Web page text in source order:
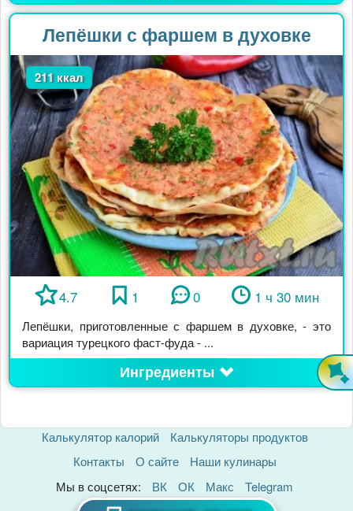
Лепёшки с фаршем в духовке
211 ккал
4.7 1 0 1 ч 30 мин
Лепёшки, приготовленные с фаршем в духовке, - это
вариация турецкого фаст-фуда - ...
Ингредиенты
Калькулятор калорий
Калькуляторы продуктов
Контакты
О сайте
Наши кулинары
Мы в соцсетях:
ВК ОК Макс Telegram